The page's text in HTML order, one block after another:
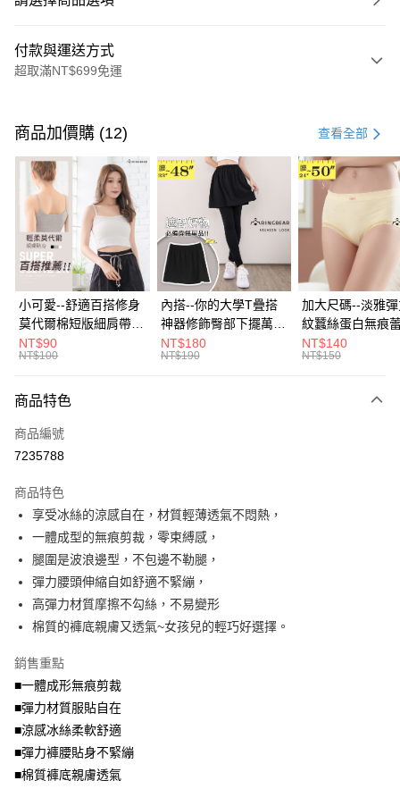
付款與運送方式
超取滿NT$699免運
信用卡一次付款
超商取貨付款
LINE Pay
Apple Pay
街口支付
悠遊付
Google Pay
全盈+PAY
大哥付你分期
【大哥付你分期使用說明】
1.本服務由台灣大哥大提供，台灣大哥大用戶可立即使用無須另外申請。
流程，驗證手機門號後，選擇欲分期的期數、繳款截止日，確認付款後即完
成交易。
3.實際核准額度、可分期數及費用金額請依後續交易確認頁面所載為準。
4.訂單成立30分鐘內，如未前往確認交易或遇審核未通過，訂單將自動取
法說明評估內容。
【繳款方式說明】
1.分期款項不併入電信帳單，「大哥付你分期」於每月結算日後寄送繳費提
醒簡訊。
2.透過簡訊連結打開帳單後，可選擇「超商條碼／台灣大直營門市／銀行轉
【注意事項】
1.本服務係由「台灣大哥大股份有限公司」（以下簡稱本公司）所提供，讓
用戶於交易時，得透過本服務購買商品或服務，並由商店將買賣／分期付款
買賣價金債權讓與本公司後，依約使用本公司帳單繳交帳款。
資料（包含姓名、電話或地址）提供予台灣大哥大進項蒐集、處理及利用，
由本公司與您本人進行分期帳單所需資料之確認、核對及更正。
AFTEE先享後付
【關於「AFTEE先享後付」】
AFTEE先享後付是「在收到商品之後才付款」的支付方式。 讓您購物簡單
便利好安心！
１．簡單：不需註冊會員、不需綁卡、不需儲值。
２．便利：只要手機號碼，簡訊認證，即可結帳。
３．安心：先確認商品／服務後，再付款。
【「AFTEE先享後付」結帳流程】
１．於結帳方式選擇「AFTEE先享後付」後，將跳轉至「AFTEE先享後付」
３．收到繳費通知簡訊後14天內，點擊此簡訊中的連結，可透過四大超商／
ATM／網路銀行／等多元方式進行付款，方視為交易完成。
※ 請注意：結帳手續完成當下不需立刻繳費，但若您需要取消訂單，請聯絡
購買商品的店家。未經商家同意取消之訂單仍視為有效，需透過AFTEE先享
後付繳納相關費用。
※ 交易是否成功請以「AFTEE先享後付 」之結帳頁面顯示為準，若有關於
是否繳費成功／繳費後需取消欲退款等相關疑問，請聯繫「AFTEE先享後付
客戶支援中心」https://netprotections.freshdesk.com/support/home
ATM付款
全家取貨付款
每筆NT$70，滿NT$699(含以上)免運費
付款後全家取貨
每筆NT$70，滿NT$699(含以上)免運費
7-11取貨付款
每筆NT$70，滿NT$799(含以上)免運費
付款後7-11取貨
每筆NT$70，滿NT$699(含以上)免運費
商品加價購 (12) 查看全部
小可愛--舒適百搭修身
莫代爾棉短版細肩帶素
色背心(白.黑.灰L-2L)-
U582眼圈熊中大尺碼
NT$90
NT$100
內搭--你的大學T疊搭
神器修飾臀部下擺萬用
內搭裙/遮臀裙(黑2L-
6L)-Q155眼圈熊中大
NT$180
NT$190
加大尺碼--淡雅
紋蠶絲蛋白無痕
角內褲(白.粉.藍.
3L)-L28眼圈熊中
NT$140
NT$150
商品特色
商品編號
7235788
商品特色
享受冰絲的涼感自在，材質輕薄透氣不悶熱，
一體成型的無痕剪裁，零束縛感，
腿圍是波浪邊型，不包邊不勒腿，
彈力腰頭伸縮自如舒適不緊繃，
高彈力材質摩擦不勾絲，不易變形
棉質的褲底親膚又透氣~女孩兒的輕巧好選擇。
銷售重點
■一體成形無痕剪裁
■彈力材質服貼自在
■涼感冰絲柔軟舒適
■彈力褲腰貼身不緊繃
■棉質褲底親膚透氣